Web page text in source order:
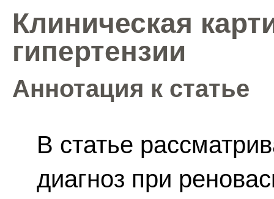
Клиническая
гипертензии
Аннотация к статье
В статье
диагноз при